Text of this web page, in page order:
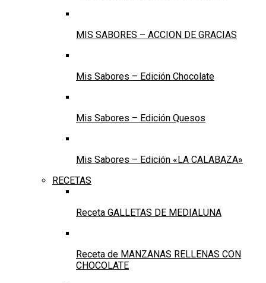
MIS SABORES – ACCION DE GRACIAS
Mis Sabores – Edición Chocolate
Mis Sabores – Edición Quesos
Mis Sabores – Edición «LA CALABAZA»
RECETAS
Receta GALLETAS DE MEDIALUNA
Receta de MANZANAS RELLENAS CON
CHOCOLATE